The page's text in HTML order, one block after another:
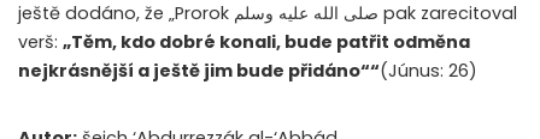
ještě dodáno, že „Prorok صلى الله عليه وسلم pak zarecitoval
verš: „Těm, kdo dobré konali, bude patřit odměna
nejkrásnější a ještě jim bude přidáno““(Júnus: 26)